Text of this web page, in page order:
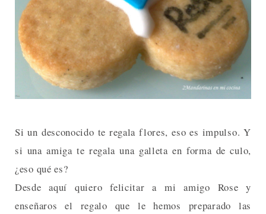
Si un desconocido te regala flores, eso es impulso. Y
si una amiga te regala una galleta en forma de culo,
¿eso qué es?
Desde aquí quiero felicitar a mi amigo Rose y
enseñaros el regalo que le hemos preparado las